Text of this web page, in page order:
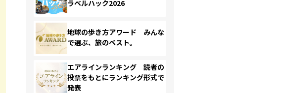
ラベルハック2026
地球の歩き方アワード みんな
で選ぶ、旅のベスト。
エアラインランキング 読者の
投票をもとにランキング形式で
発表